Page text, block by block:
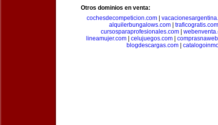
Otros dominios en venta:
cochesdecompeticion.com
alquilerbungalows.com| traficogratis.com
cursosparaprofesionales.com|
lineamujer.com| celujuegos.com|
blogdescargas.com|